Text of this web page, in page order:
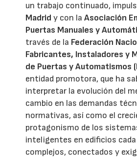
un trabajo continuado,
Madridy con laAsociación
Puertas Manuales y
través de la Federación
Fabricantes, Instaladores y
de Puertas y Automatismos
entidad promotora, que ha
interpretar la evolución del
cambio en las demandas
normativas, así como el
protagonismo de los
inteligentes en edificios
complejos, conectados y